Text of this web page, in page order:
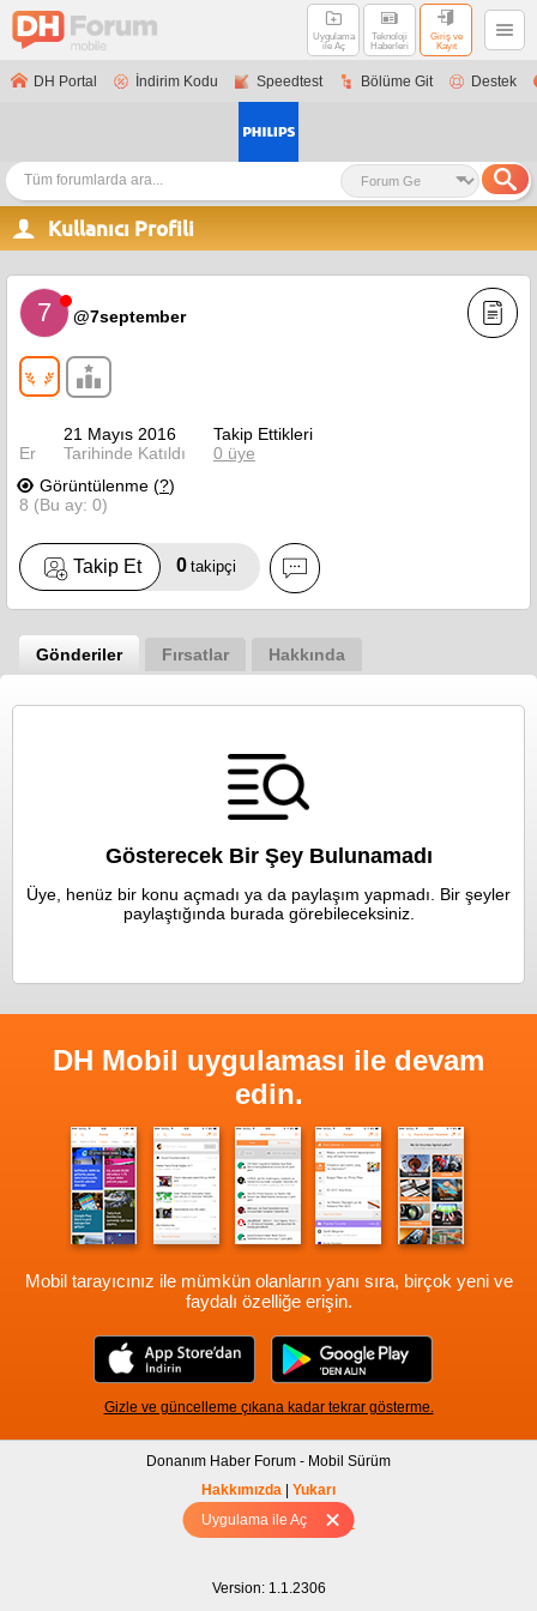
Uygulama
ile Aç
Uygulama ile Aç
Teknoloji
Haberleri
Giriş ve
Kayıt
DH Portal İndirim Kodu Speedtest Bölüme Git Destek
Kullanıcı Profili
7 @7september
Er
21 Mayıs 2016
Tarihinde Katıldı
Takip Ettikleri
0 üye
Görüntülenme (?)
8 (Bu ay: 0)
Takip Et 0 takipçi
Gönderiler Fırsatlar Hakkında
Gösterecek Bir Şey Bulunamadı
Üye, henüz bir konu açmadı ya da paylaşım yapmadı. Bir şeyler
paylaştığında burada görebileceksiniz.
DH Mobil uygulaması ile devam
edin.
Mobil tarayıcınız ile mümkün olanların yanı sıra, birçok yeni ve
faydalı özelliğe erişin.
Gizle ve güncelleme çıkana kadar tekrar gösterme.
Donanım Haber Forum - Mobil Sürüm
Hakkımızda | Yukarı
Tam sürüm için Tıklayınız
Version: 1.1.2306